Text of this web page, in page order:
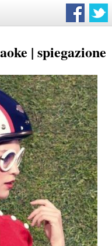
| spiegazione